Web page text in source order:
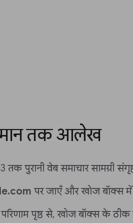
तक आलेख
पुरानी वेब समाचार सामग्री
पर जाएँ और खोज बॉक्स में
परिणाम पृष्ठ से, खोज बॉक्स के